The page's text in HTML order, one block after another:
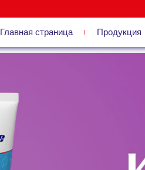
Главная страница Продукция